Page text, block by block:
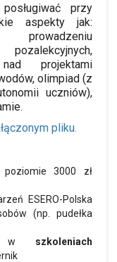
przy
aspekty jak:
projektami
olimpiad (z
uczniów),
pliku.
poziomie 3000 zł
ESERO-Polska
(np. pudełka
w szkoleniach